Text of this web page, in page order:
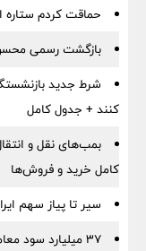
حماقت کردم ستاره
بازگشت رسمی
کنند + جدول کامل
بمب‌های نقل و
کامل خرید و فروش‌ها
سیر تا پیاز سهم